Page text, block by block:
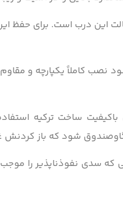
درب است. برای حفظ این
ساخته شده و پهنای ۱۸ سانتی آن باعث
ساخت ترکیه
شود که باز کردنش
که سدی نفوذناپذیر را